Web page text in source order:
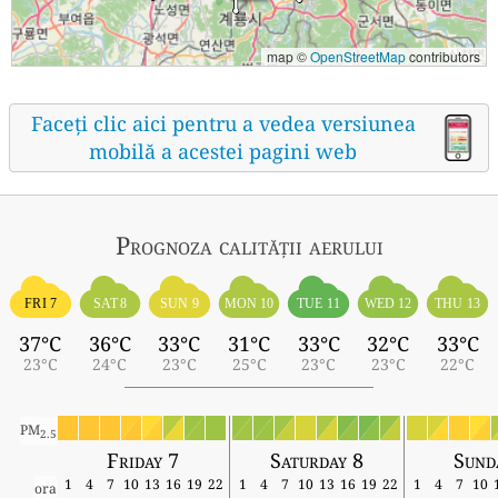
map ©OpenStreetMapcontributors
Faceți clic aici pentru a vedea versiunea
mobilă a acestei pagini web
Prognoza calității aerului
FRI 7
37°C
23°C
SAT 8
36°C
24°C
SUN 9
33°C
23°C
MON 10
31°C
25°C
TUE 11
33°C
23°C
WED 12
32°C
23°C
THU 13
33°C
22°C
PM2.5
Friday 7 Saturday 8
ora 1 4 7 10 13 16 19 22 1 4 7 10 13 16 19 22 1 4 7 10